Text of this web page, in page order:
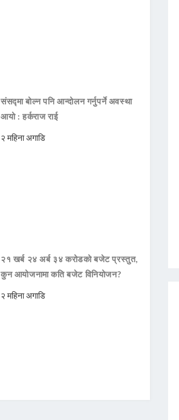
संसद्मा बोल्न पनि आन्दोलन गर्नुपर्ने अवस्था
आयो : हर्कराज राई
२ महिना अगाडि
२१ खर्ब २४ अर्ब ३४ करोडको बजेट प्रस्तुत,
कुन आयोजनामा कति बजेट विनियोजन?
२ महिना अगाडि